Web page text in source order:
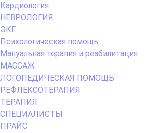
Кардиология
НЕВРОЛОГИЯ
ЭКГ
Психологическая помощь
Мануальная терапия и реабилитация
МАССАЖ
ЛОГОПЕДИЧЕСКАЯ ПОМОЩЬ
РЕФЛЕКСОТЕРАПИЯ
ТЕРАПИЯ
СПЕЦИАЛИСТЫ
ПРАЙС